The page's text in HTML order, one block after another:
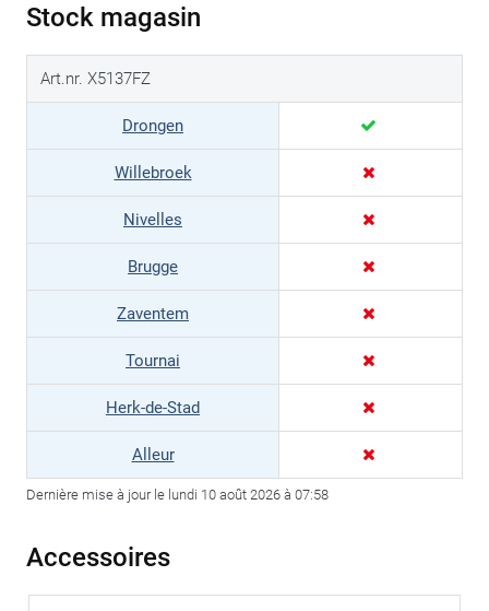
Stock magasin
Art.nr. X5137FZ
Drongen
Willebroek
Nivelles
Brugge
Zaventem
Tournai
Herk-de-Stad
Alleur
Dernière mise à jour le lundi 10 août 2026 à 07:58
Accessoires